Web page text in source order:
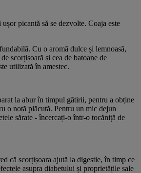
picantă să se dezvolte. Coaja este
Cu o aromă dulce și lemnoasă,
scorțișoară și cea de batoane de
utilizată în amestec.
la abur în timpul gătirii, pentru a obține
o notă plăcută. Pentru un mic dejun
sărate - încercați-o într-o tocăniță de
că scorțișoara ajută la digestie, în timp ce
asupra diabetului și proprietățile sale